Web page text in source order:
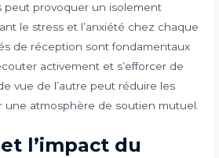
peut provoquer un isolement
le stress et l’anxiété chez chaque
de réception sont fondamentaux
activement et s’efforcer de
vue de l’autre peut réduire les
une atmosphère de soutien mutuel.
l’impact du